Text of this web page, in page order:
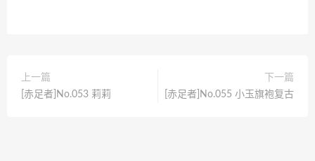
上一篇
[赤足者]No.053 莉莉
下一篇
[赤足者]No.055 小玉旗袍复古